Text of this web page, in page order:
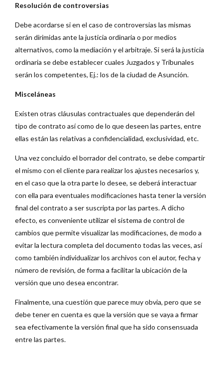
Resolución de controversias
Debe acordarse si en el caso de controversias las mismas
serán dirimidas ante la justicia ordinaria o por medios
alternativos, como la mediación y el arbitraje. Si será la justicia
ordinaria se debe establecer cuales Juzgados y Tribunales
serán los competentes, Ej.: los de la ciudad de Asunción.
Misceláneas
Existen otras cláusulas contractuales que dependerán del
tipo de contrato así como de lo que deseen las partes, entre
ellas están las relativas a confidencialidad, exclusividad, etc.
Una vez concluido el borrador del contrato, se debe compartir
el mismo con el cliente para realizar los ajustes necesarios y,
en el caso que la otra parte lo desee, se deberá interactuar
con ella para eventuales modificaciones hasta tener la versión
final del contrato a ser suscripta por las partes. A dicho
efecto, es conveniente utilizar el sistema de control de
cambios que permite visualizar las modificaciones, de modo a
evitar la lectura completa del documento todas las veces, así
como también individualizar los archivos con el autor, fecha y
número de revisión, de forma a facilitar la ubicación de la
versión que uno desea encontrar.
Finalmente, una cuestión que parece muy obvia, pero que se
debe tener en cuenta es que la versión que se vaya a firmar
sea efectivamente la versión final que ha sido consensuada
entre las partes.